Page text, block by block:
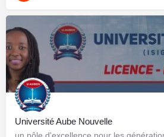
Université Aube Nouvelle
un pôle d'excellence pour les